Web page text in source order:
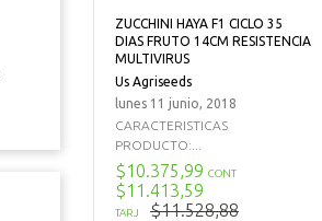
ZUCCHINI HAYA F1 CICLO 35
DIAS FRUTO 14CM RESISTENCIA
MULTIVIRUS
Us Agriseeds
lunes 11 junio, 2018
CARACTERISTICAS
PRODUCTO:...
$10.375,99 CONT
$11.413,59
TARJ $11.528,88